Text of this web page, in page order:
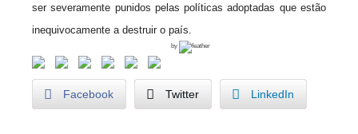
ser severamente punidos pelas políticas adoptadas que estão
inequivocamente a destruir o país.
by
Facebook Twitter LinkedIn